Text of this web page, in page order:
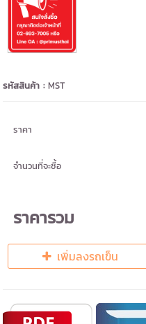
รหัสสินค้า :MST
ราคา
จำนวนที่จะซื้อ
ราคารวม
เพิ่มลงรถเข็น